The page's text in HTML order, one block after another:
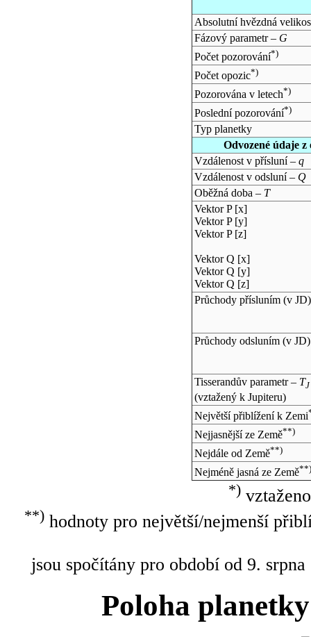
Absolutní hvězdná
Fázový parametr – G
Počet pozorování*)
Počet opozic*)
Pozorována v letech*)
Poslední pozorování*)
Typ planetky
Odvozené údaje
Vzdálenost v přísluní – q
Vzdálenost v odsluní – Q
Oběžná doba – T
Vektor P [x]
Vektor P [y]
Vektor P [z]
Vektor Q [x]
Vektor Q [y]
Vektor Q [z]
Průchody přísluním (v JD)
Průchody odsluním (v JD)
Tisserandův parametr – TJ
(vztažený k Jupiteru)
Největší přiblížení k Zemi
Nejjasnější ze Země**)
Nejdále od Země**)
Nejméně jasná ze Země**)
*)
**)hodnoty pro největší/nejmenší
jsou spočítány pro období od 9.
Poloha